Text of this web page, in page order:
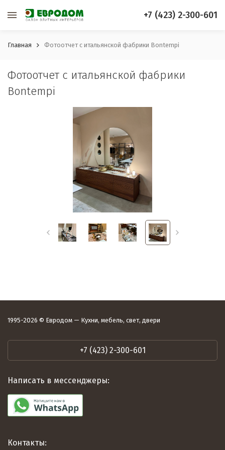
+7 (423) 2-300-601
Главная Фотоотчет с итальянской фабрики Bontempi
Фотоотчет с итальянской фабрики
Bontempi
1995-2026 © Евродом — Кухни, мебель, свет, двери
+7 (423) 2-300-601
Написать в мессенджеры:
Контакты: